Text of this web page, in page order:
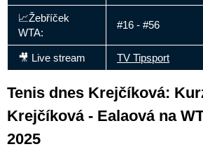
📈Žebříček
WTA:
#16 - #56
🎥 Live stream TV Tipsport
Tenis dnes Krejčíková:
Krejčíková - Ealaová na
2025